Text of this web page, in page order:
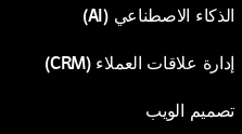
العلامة التجارية
الذكاء الاصطناعي (AI)
الذكاء الاصطناعي (AI)
إدارة علاقات العملاء (CRM)
إدارة علاقات العملاء (CRM)
تصميم الويب